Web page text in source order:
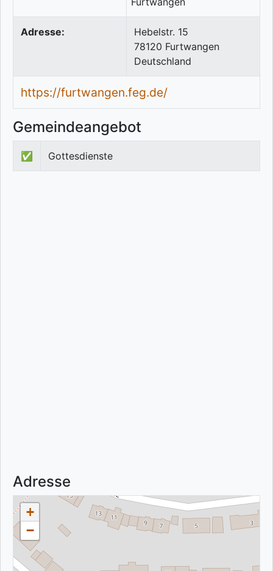
Adresse:
Hebelstr. 15
78120 Furtwangen
Deutschland
https://furtwangen.feg.de/
Gemeindeangebot
✅ Gottesdienste
Adresse
+
−